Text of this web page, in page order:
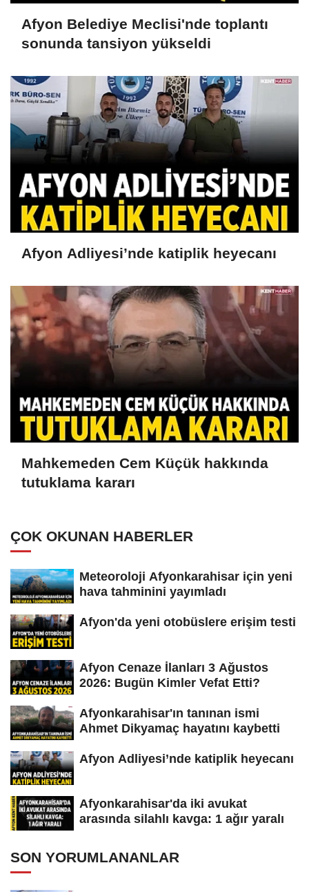
Afyon Belediye Meclisi'nde toplantı
sonunda tansiyon yükseldi
Afyon Adliyesi’nde katiplik heyecanı
Mahkemeden Cem Küçük hakkında
tutuklama kararı
ÇOK OKUNAN HABERLER
Meteoroloji Afyonkarahisar için yeni
hava tahminini yayımladı
Afyon'da yeni otobüslere erişim testi
Afyon Cenaze İlanları 3 Ağustos
2026: Bugün Kimler Vefat Etti?
Afyonkarahisar'ın tanınan ismi
Ahmet Dikyamaç hayatını kaybetti
Afyon Adliyesi’nde katiplik heyecanı
Afyonkarahisar'da iki avukat
arasında silahlı kavga: 1 ağır yaralı
SON YORUMLANANLAR